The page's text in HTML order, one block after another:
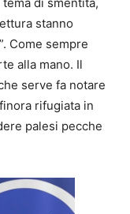
di smentita,
stanno
Come sempre
alla mano. Il
serve fa notare
rifugiata in
palesi pecche